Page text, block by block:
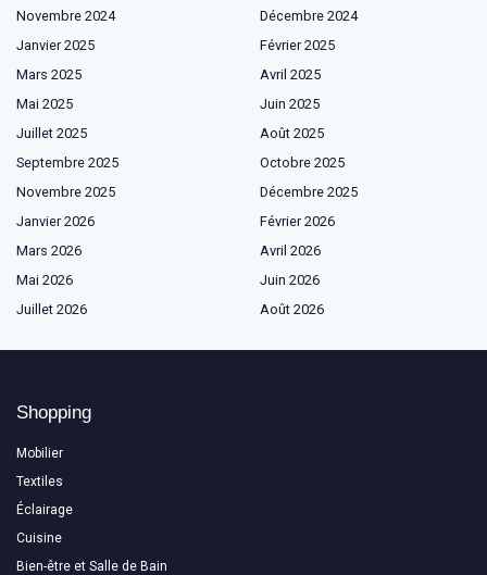
Novembre 2024
Décembre 2024
Janvier 2025
Février 2025
Mars 2025
Avril 2025
Mai 2025
Juin 2025
Juillet 2025
Août 2025
Septembre 2025
Octobre 2025
Novembre 2025
Décembre 2025
Janvier 2026
Février 2026
Mars 2026
Avril 2026
Mai 2026
Juin 2026
Juillet 2026
Août 2026
Shopping
Mobilier
Textiles
Éclairage
Cuisine
Bien-être et Salle de Bain